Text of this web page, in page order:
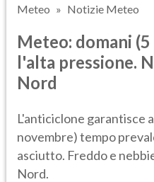
Meteo Notizie Meteo
Meteo: domani
l'alta pressione.
Nord
L'anticiclone garantisce
novembre) tempo
asciutto. Freddo e
Nord.